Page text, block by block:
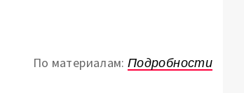
По материалам:Подробности